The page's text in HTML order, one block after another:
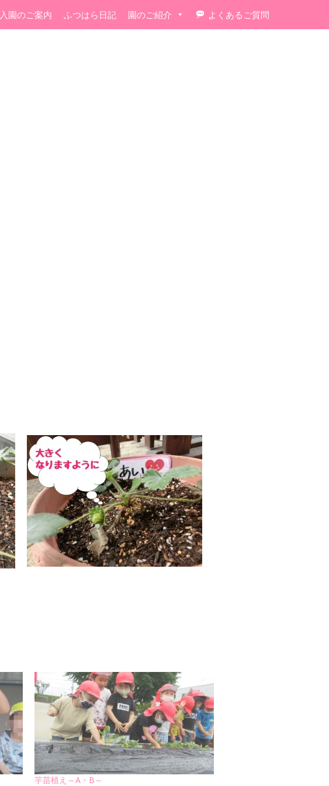
入園のご案内 ふつはら日記 園のご紹介 よくあるご質問
芋苗植え～A・B～